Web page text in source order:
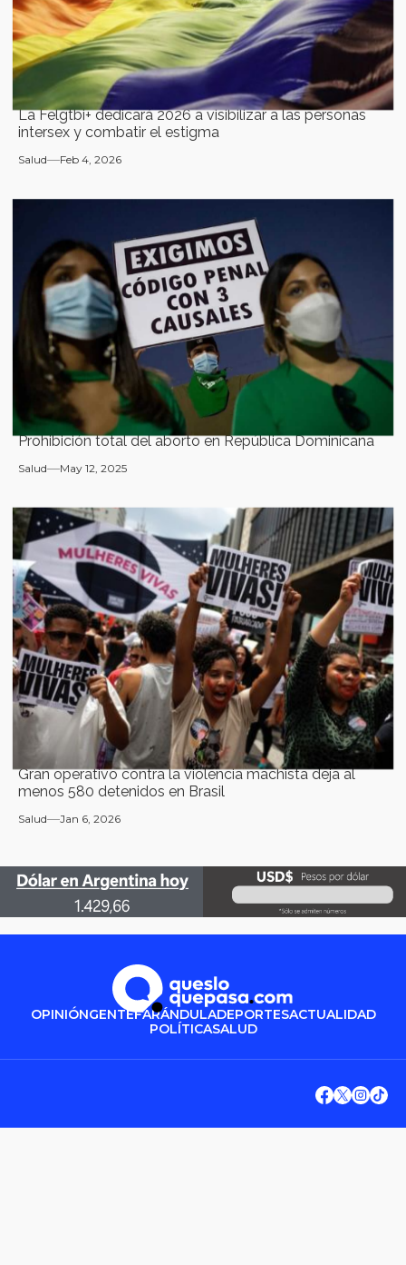
La Felgtbi+ dedicará 2026 a visibilizar a las personas
intersex y combatir el estigma
Salud Feb 4, 2026
Prohibición total del aborto en República Dominicana
Salud May 12, 2025
Gran operativo contra la violencia machista deja al
menos 580 detenidos en Brasil
Salud Jan 6, 2026
OPINIÓNGENTEFARÁNDULADEPORTESACTUALIDAD
POLÍTICASALUD